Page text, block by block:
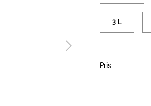
tilbage
3 L
Pris
Pris